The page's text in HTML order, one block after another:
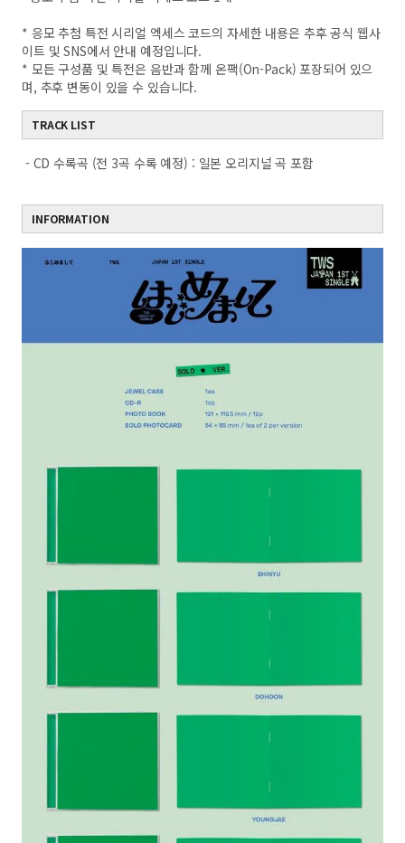
* 응모 추첨 특전 시리얼 엑세스 코드의 자세한 내용은 추후 공식 웹사
이트 및 SNS에서 안내 예정입니다.
* 모든 구성품 및 특전은 음반과 함께 온팩(On-Pack) 포장되어 있으
며, 추후 변동이 있을 수 있습니다.
TRACK LIST
- CD 수록곡 (전 3곡 수록 예정) : 일본 오리지널 곡 포함
INFORMATION